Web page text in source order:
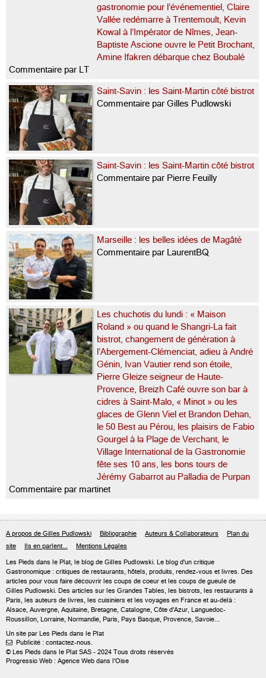
gastronomie pour l’événementiel, Claire
Vallée redémarre à Trentemoult, Kevin
Kowal à l’Impérator de Nîmes, Jean-
Baptiste Ascione ouvre le Petit Brochant,
Amine Ifakren débarque chez Boubalé
Commentaire par LT
Saint-Savin : les Saint-Martin côté bistrot
Commentaire par Gilles Pudlowski
Saint-Savin : les Saint-Martin côté bistrot
Commentaire par Pierre Feuilly
Marseille : les belles idées de Magâté
Commentaire par LaurentBQ
Les chuchotis du lundi : « Maison
Roland » ou quand le Shangri-La fait
bistrot, changement de génération à
l’Abergement-Clémenciat, adieu à André
Génin, Ivan Vautier rend son étoile,
Pierre Gleize seigneur de Haute-
Provence, Breizh Café ouvre son bar à
cidres à Saint-Malo, « Minot » ou les
glaces de Glenn Viel et Brandon Dehan,
le 50 Best au Pérou, les plaisirs de Fabio
Gourgel à la Plage de Verchant, le
Village International de la Gastronomie
fête ses 10 ans, les bons tours de
Jérémy Gabarrot au Palladia de Purpan
Commentaire par martinet
A propos de Gilles Pudlowski Bibliographie Auteurs & Collaborateurs
Plan du
site
Ils en parlent... Mentions Légales
Les Pieds dans le Plat, le blog de Gilles Pudlowski. Le blog d'un critique
Gastronomique : critiques de restaurants, hôtels, produits, rendez-vous et livres. Des
articles pour vous faire découvrir les coups de coeur et les coups de gueule de
Gilles Pudlowski. Des articles sur les Grandes Tables, les bistrots, les restaurants à
Paris, les auteurs de livres, les cuisiniers et les voyages en France et au-delà :
Alsace, Auvergne, Aquitaine, Bretagne, Catalogne, Côte d'Azur, Languedoc-
Roussillon, Lorraine, Normandie, Paris, Pays Basque, Provence, Savoie...
Un site par Les Pieds dans le Plat
 Publicité : contactez-nous.
© Les Pieds dans le Plat SAS - 2024 Tous droits réservés
Progressio Web : Agence Web dans l'Oise